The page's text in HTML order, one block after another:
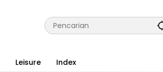
Leisure Index